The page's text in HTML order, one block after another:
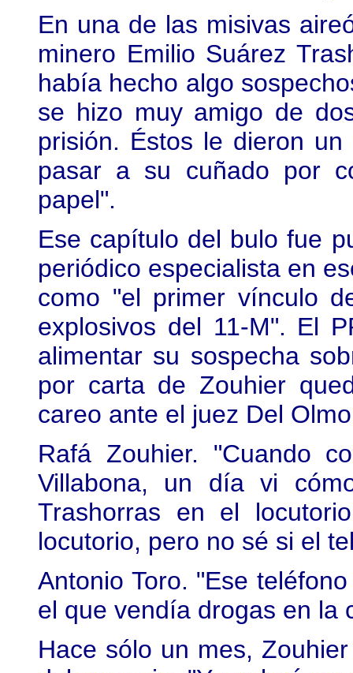
En una de las misivas
minero Emilio Suárez
había hecho algo
se hizo muy amigo de
prisión. Éstos le dieron
pasar a su cuñado por
papel".
Ese capítulo del bulo fue
periódico especialista en
como "el primer vínculo
explosivos del 11-M". El
alimentar su sospecha
por carta de Zouhier
careo ante el juez Del
Rafá Zouhier. "Cuando
Villabona, un día vi
Trashorras en el
locutorio, pero no sé si el
Antonio Toro. "Ese
el que vendía drogas en la
Hace sólo un mes,